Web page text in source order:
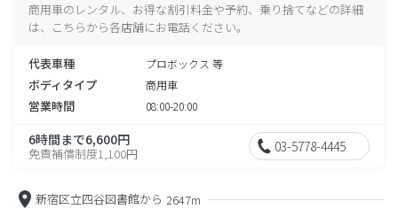
商用車のレンタル、お得な割引料金や予約、乗り捨てなどの詳細
は、こちらから各店舗にお電話ください。
代表車種 プロボックス 等
ボディタイプ 商用車
営業時間 08:00-20:00
6時間まで6,600円
免責補償制度1,100円 03-5778-4445
新宿区立四谷図書館から 2647m